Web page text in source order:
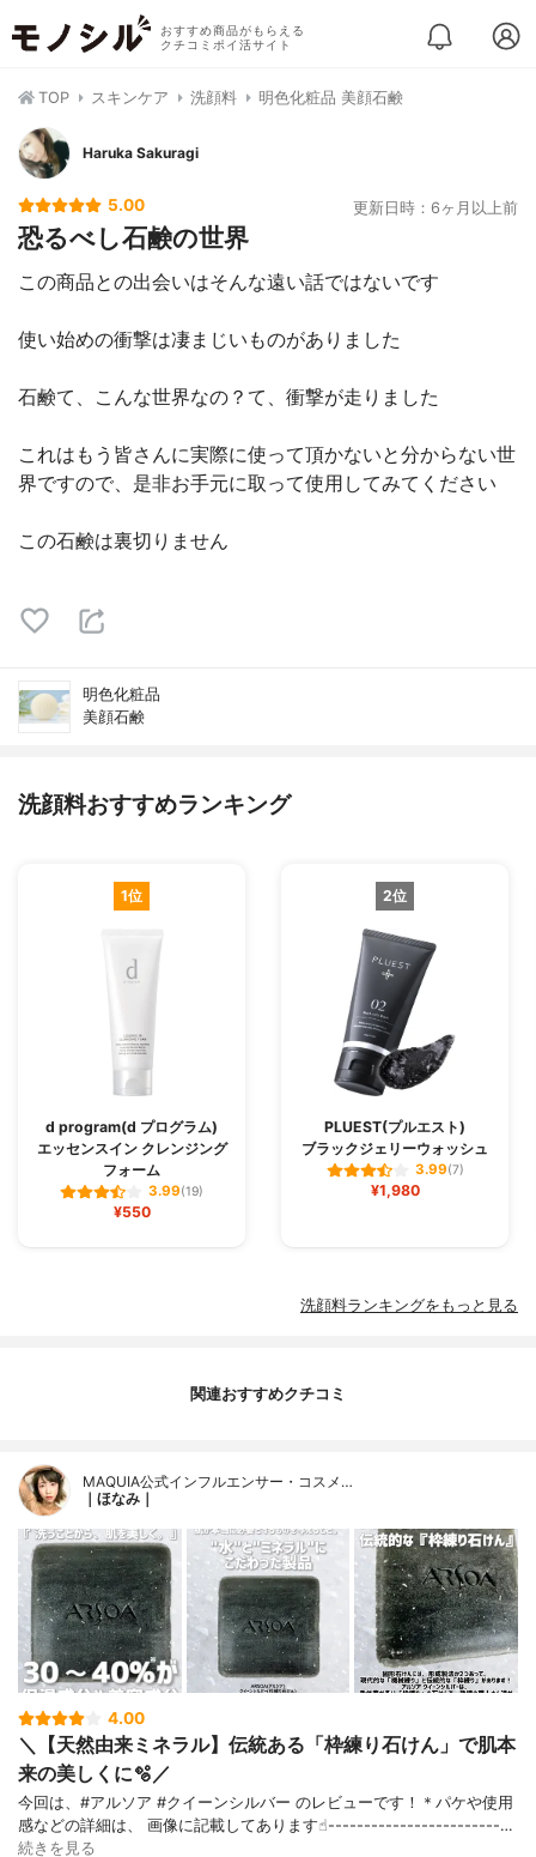
おすすめ商品がもらえる
クチコミポイ活サイト
TOP スキンケア 洗顔料 明色化粧品 美顔石鹸
Haruka Sakuragi
5.00 更新日時：6ヶ月以上前
恐るべし石鹸の世界
この商品との出会いはそんな遠い話ではないです
使い始めの衝撃は凄まじいものがありました
石鹸て、こんな世界なの？て、衝撃が走りました
これはもう皆さんに実際に使って頂かないと分からない世
界ですので、是非お手元に取って使用してみてください
この石鹸は裏切りません
明色化粧品
美顔石鹸
洗顔料おすすめランキング
1位
d program(d プログラム)
エッセンスイン クレンジング
フォーム
3.99(19)
¥550
2位
PLUEST(プルエスト)
ブラックジェリーウォッシュ
3.99(7)
¥1,980
洗顔料ランキングをもっと見る
関連おすすめクチコミ
MAQUIA公式インフルエンサー・コスメ…
｜ほなみ｜
4.00
＼【天然由来ミネラル】伝統ある「枠練り石けん」で肌本
来の美しくに🫧／
今回は、#アルソア #クイーンシルバー のレビューです！＊パケや使用
感などの詳細は、 画像に記載してあります☝︎------------------------…
続きを見る